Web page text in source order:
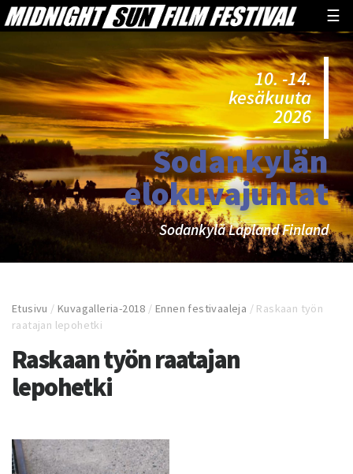
☰
10. -14.
kesäkuuta
2026
Sodankylän
elokuvajuhlat
Sodankylä Lapland Finland
Etusivu /Kuvagalleria-2018 /Ennen festivaaleja / Raskaan työn
raatajan lepohetki
Raskaan työn raatajan
lepohetki